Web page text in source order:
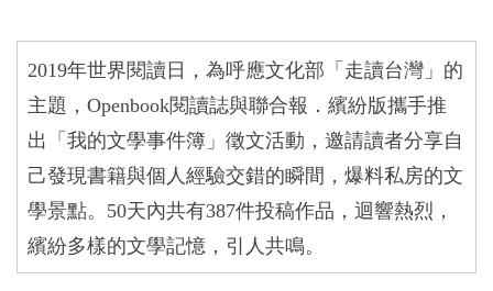
2019年世界閱讀日，為呼應文化部「走讀台灣」的
主題，Openbook閱讀誌與聯合報．繽紛版攜手推
出「我的文學事件簿」徵文活動，邀請讀者分享自
己發現書籍與個人經驗交錯的瞬間，爆料私房的文
學景點。50天內共有387件投稿作品，迴響熱烈，
繽紛多樣的文學記憶，引人共鳴。